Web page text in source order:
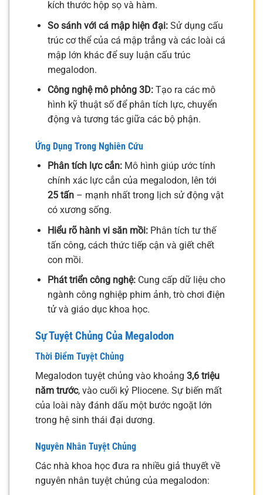
kích thước hộp sọ và hàm.
So sánh với cá mập hiện đại:Sử dụng cấu
trúc cơ thể của cá mập trắng và các loài cá
mập lớn khác để suy luận cấu trúc
megalodon.
Công nghệ mô phỏng 3D:Tạo ra các mô
hình kỹ thuật số để phân tích lực, chuyển
động và tương tác giữa các bộ phận.
Ứng Dụng Trong Nghiên Cứu
Phân tích lực cắn:Mô hình giúp ước tính
chính xác lực cắn của megalodon, lên tới
25 tấn– mạnh nhất trong lịch sử động vật
có xương sống.
Hiểu rõ hành vi săn mồi:Phân tích tư thế
tấn công, cách thức tiếp cận và giết chết
con mồi.
Phát triển công nghệ:Cung cấp dữ liệu cho
ngành công nghiệp phim ảnh, trò chơi điện
tử và giáo dục khoa học.
Sự Tuyệt Chủng Của Megalodon
Thời Điểm Tuyệt Chủng
Megalodon tuyệt chủng vào khoảng 3,6 triệu
năm trước, vào cuối kỷ Pliocene. Sự biến mất
của loài này đánh dấu một bước ngoặt lớn
trong hệ sinh thái đại dương.
Nguyên Nhân Tuyệt Chủng
Các nhà khoa học đưa ra nhiều giả thuyết về
nguyên nhân tuyệt chủng của megalodon: